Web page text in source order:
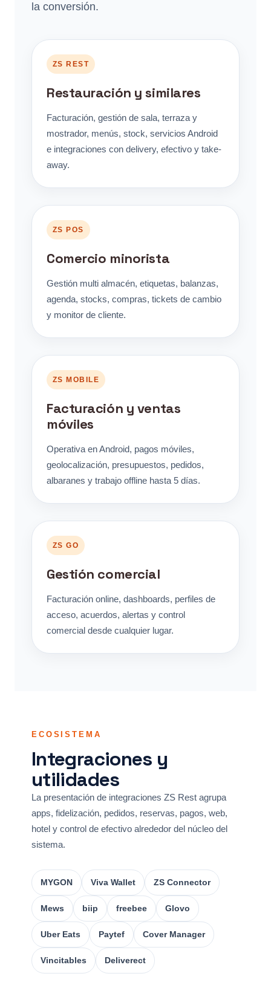
la conversión.
ZS REST
Restauración y similares
Facturación, gestión de sala, terraza y
mostrador, menús, stock, servicios Android
e integraciones con delivery, efectivo y take-
away.
ZS POS
Comercio minorista
Gestión multi almacén, etiquetas, balanzas,
agenda, stocks, compras, tickets de cambio
y monitor de cliente.
ZS MOBILE
Facturación y ventas
móviles
Operativa en Android, pagos móviles,
geolocalización, presupuestos, pedidos,
albaranes y trabajo offline hasta 5 días.
ZS GO
Gestión comercial
Facturación online, dashboards, perfiles de
acceso, acuerdos, alertas y control
comercial desde cualquier lugar.
ECOSISTEMA
Integraciones y
utilidades
La presentación de integraciones ZS Rest agrupa
apps, fidelización, pedidos, reservas, pagos, web,
hotel y control de efectivo alrededor del núcleo del
sistema.
MYGON Viva Wallet ZS Connector
Mews biip freebee Glovo
Uber Eats Paytef Cover Manager
Vincitables Deliverect